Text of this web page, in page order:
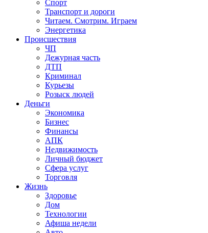
Спорт
Транспорт и дороги
Читаем. Смотрим. Играем
Энергетика
Происшествия
ЧП
Дежурная часть
ДТП
Криминал
Курьезы
Розыск людей
Деньги
Экономика
Бизнес
Финансы
АПК
Недвижимость
Личный бюджет
Сфера услуг
Торговля
Жизнь
Здоровье
Дом
Технологии
Афиша недели